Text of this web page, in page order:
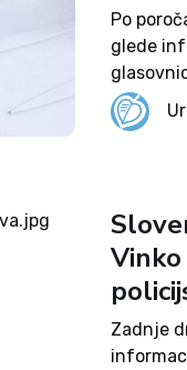
Po
glede
Marjana
Marjana
Zadnje